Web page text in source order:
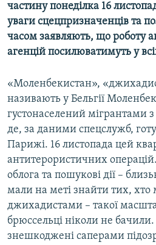
частину понеділка 16
уваги сцецпризначенців та
часом заявляють, що роботу
агенцій посилюватимуть у
«Моленбекистан»,
називають у Бельгії
густонаселений мігрантами
де, за даними спецслужб,
Парижі. 16 листопада цей
антитерористичних
облога та пошукові дії –
мали на меті знайти тих, хто
джихадистами – такої
брюссельці ніколи не
знешкоджені саперами